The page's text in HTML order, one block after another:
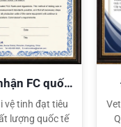
FC quốc
tế
vệ tinh đạt tiêu
lượng quốc tế